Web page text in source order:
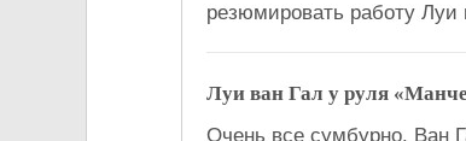
резюмировать работу
Луи ван Гал у руля
Очень все сумбурно. Ван